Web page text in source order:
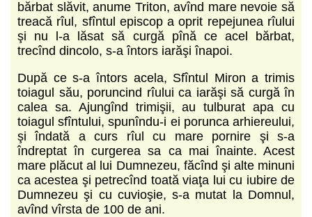
bărbat slăvit, anume Triton, avînd mare nevoie să
treacă rîul, sfîntul episcop a oprit repejunea rîului
şi nu l-a lăsat să curgă pînă ce acel bărbat,
trecînd dincolo, s-a întors iarăşi înapoi.
După ce s-a întors acela, Sfîntul Miron a trimis
toiagul său, poruncind rîului ca iarăşi să curgă în
calea sa. Ajungînd trimişii, au tulburat apa cu
toiagul sfîntului, spunîndu-i ei porunca arhiereului,
şi îndată a curs rîul cu mare pornire şi s-a
îndreptat în curgerea sa ca mai înainte. Acest
mare plăcut al lui Dumnezeu, făcînd şi alte minuni
ca acestea şi petrecînd toată viaţa lui cu iubire de
Dumnezeu şi cu cuvioşie, s-a mutat la Domnul,
avînd vîrsta de 100 de ani.